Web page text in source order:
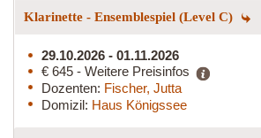
Klarinette - Ensemblespiel (Level C)
29.10.2026 - 01.11.2026
€ 645 - Weitere Preisinfos
Dozenten: Fischer, Jutta
Domizil: Haus Königssee